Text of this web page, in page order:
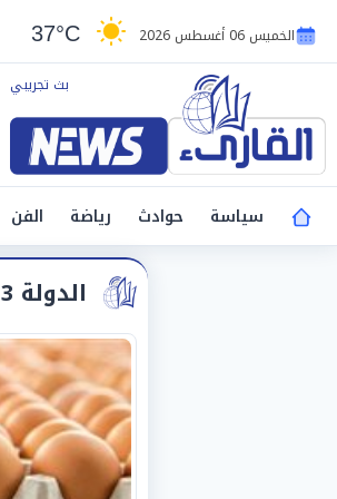
الخميس 06 أغسطس 2026 37°C
سياسة
حوادث رياضة الفن
الدولة Page 3